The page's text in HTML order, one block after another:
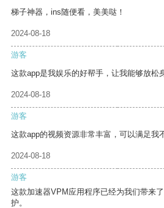
梯子神器，ins随便看，美美哒！
2024-08-18
游客
这款app是我娱乐的好帮手，让我能够放松
2024-08-18
游客
这款app的视频资源非常丰富，可以满足我
2024-08-18
游客
这款加速器VPM应用程序已经为我们带来
护。